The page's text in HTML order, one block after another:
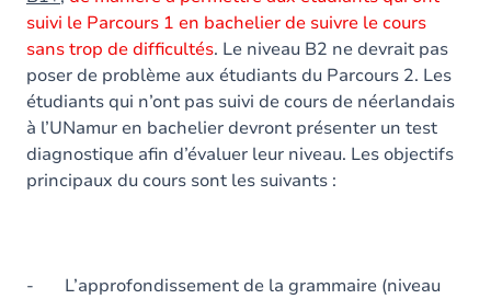
suivi le Parcours 1 en bachelier de suivre le cours
sans trop de difficultés. Le niveau B2 ne devrait pas
poser de problème aux étudiants du Parcours 2. Les
étudiants qui n’ont pas suivi de cours de néerlandais
à l’UNamur en bachelier devront présenter un test
diagnostique afin d’évaluer leur niveau. Les objectifs
principaux du cours sont les suivants :
- L’approfondissement de la grammaire (niveau